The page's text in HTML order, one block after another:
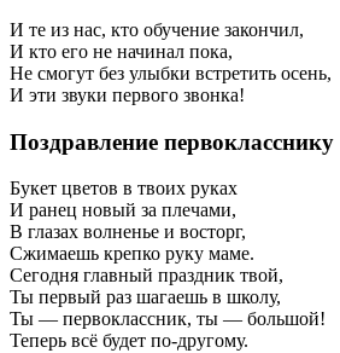
И те из нас, кто обучение закончил,
И кто его не начинал пока,
Не смогут без улыбки встретить осень,
И эти звуки первого звонка!
Поздравление первокласснику
Букет цветов в твоих руках
И ранец новый за плечами,
В глазах волненье и восторг,
Сжимаешь крепко руку маме.
Сегодня главный праздник твой,
Ты первый раз шагаешь в школу,
Ты — первоклассник, ты — большой!
Теперь всё будет по-другому.